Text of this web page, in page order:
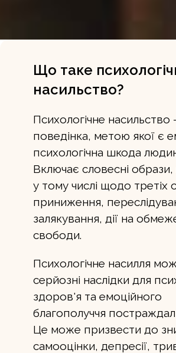
Що таке
насильство?
Психологічне насильство
поведінка, метою якої є
психологічна шкода
Включає словесні
у тому числі щодо третіх
приниження,
залякування, дії на
свободи.
Психологічне насилля
серйозні наслідки для
здоров'я та емоційного
благополуччя
Це може призвести до
самооцінки, депресії,